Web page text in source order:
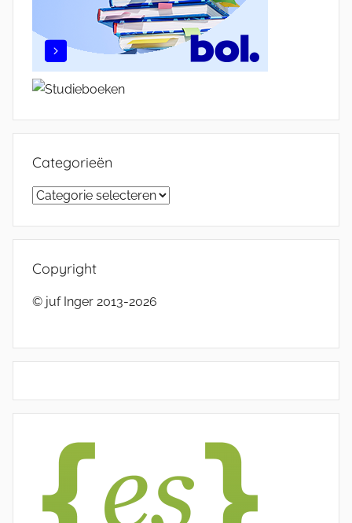
Categorieën
Categorieën
Copyright
© juf Inger 2013-2026